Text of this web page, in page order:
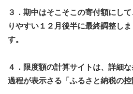
３．期中はそこそこ の寄付額にし
りやすい１２月後半に最終調整し
す。
４．限度額の計算サイトは、詳細
過程が表示さる「ふるさと納税の控